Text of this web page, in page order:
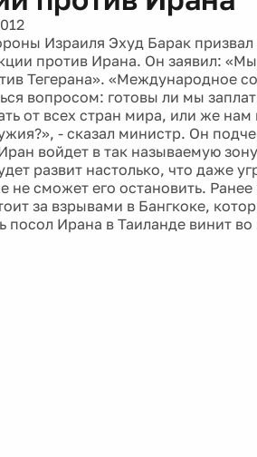
Израиля Эхуд Барак
против Ирана. Он заявил:
Тегерана». «Международное
вопросом: готовы ли мы
от всех стран мира, или же
- сказал министр. Он
войдет в так называемую
развит настолько, что даже
не сможет его остановить.
за взрывами в Бангкоке,
посол Ирана в Таиланде винит